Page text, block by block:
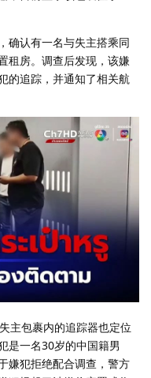
确认有一名与失主搭乘同
租房。调查后发现，该嫌
的追踪，并通知了相关航
主包裹内的追踪器也定位
是一名30岁的中国籍男
嫌犯拒绝配合调查，警方